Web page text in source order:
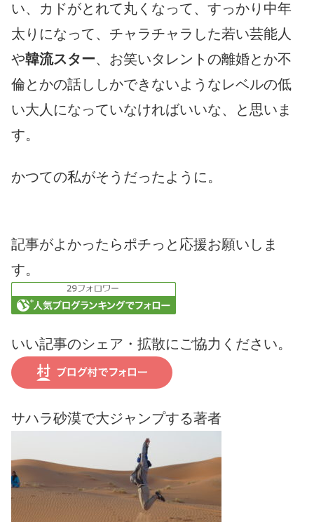
い、カドがとれて丸くなって、すっかり中年
太りになって、チャラチャラした若い芸能人
や韓流スター、お笑いタレントの離婚とか不
倫とかの話ししかできないようなレベルの低
い大人になっていなければいいな、と思いま
す。
かつての私がそうだったように。
記事がよかったらポチっと応援お願いしま
す。
いい記事のシェア・拡散にご協力ください。
サハラ砂漠で大ジャンプする著者